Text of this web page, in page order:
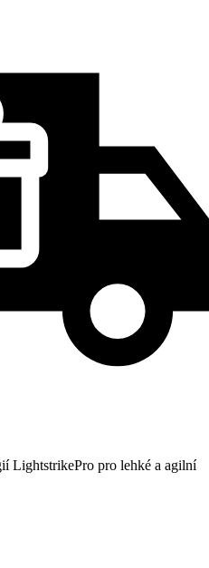
LightstrikePro pro lehké a agilní